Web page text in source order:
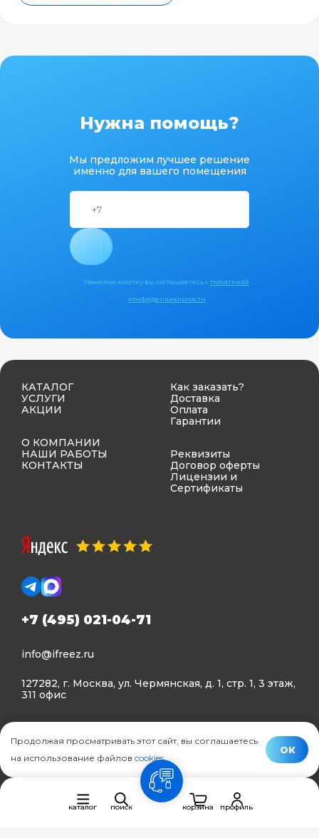
Нужна помощь?
Мы предложим лучшее решение
именно для вашего помещения
Нажимая кнопку вы соглашаетесь с политикой
конфиденциальности
КАТАЛОГ
УСЛУГИ
АКЦИИ
О КОМПАНИИ
НАШИ РАБОТЫ
КОНТАКТЫ
Как заказать?
Доставка
Оплата
Гарантии
Реквизиты
Договор оферты
Лицензии и
Сертификаты
+7 (495) 021-04-71
info@ifreez.ru
127282, г. Москва, ул. Чермянская, д. 1, стр. 1, 3 этаж,
311 офис
Политика конфиденциальности
© Ifreez - продажа и установка климатической техники,
каталог поиск
связь
корзина
профиль
Продолжая просматривать этот сайт, вы соглашаетесь
на использование файлов cookies.
ОК